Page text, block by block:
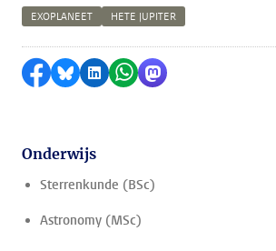
EXOPLANEET HETE JUPITER
Delen op Facebook
Delen via Bluesky
Delen op LinkedIn
Delen via WhatsApp
Delen via
Onderwijs
Sterrenkunde (BSc)
Astronomy (MSc)